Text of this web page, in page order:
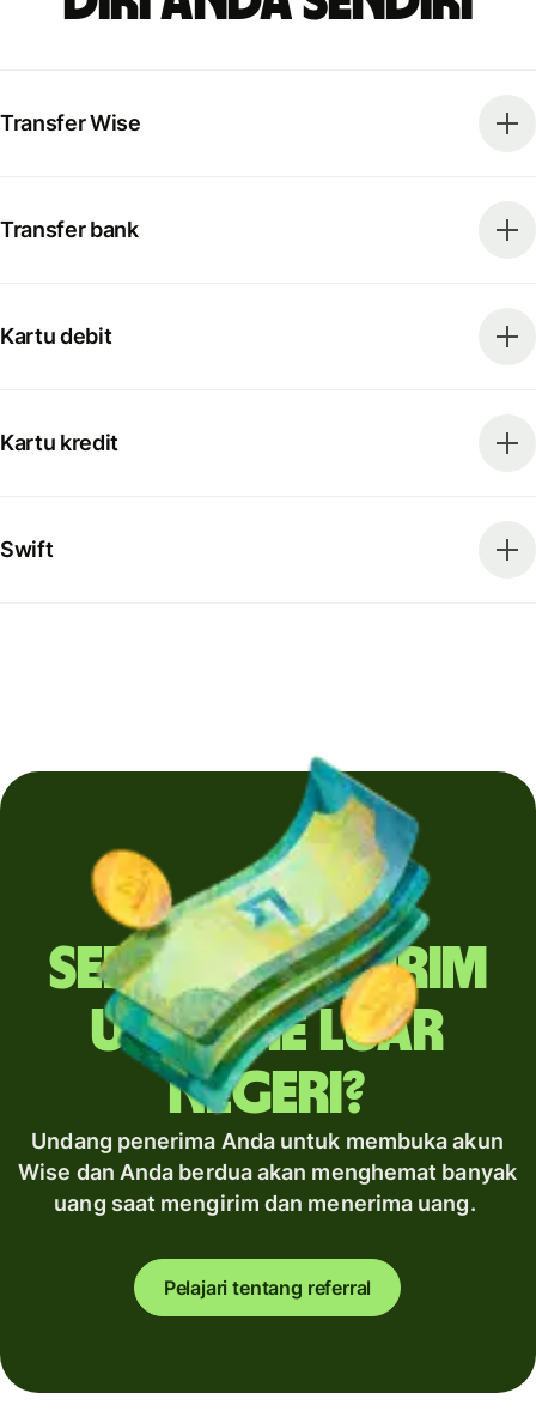
Transfer Wise
Transfer bank
Kartu debit
Kartu kredit
Swift
Sering mengirim
uang ke luar
negeri?
Undang penerima Anda untuk membuka akun
Wise dan Anda berdua akan menghemat banyak
uang saat mengirim dan menerima uang.
Pelajari tentang referral